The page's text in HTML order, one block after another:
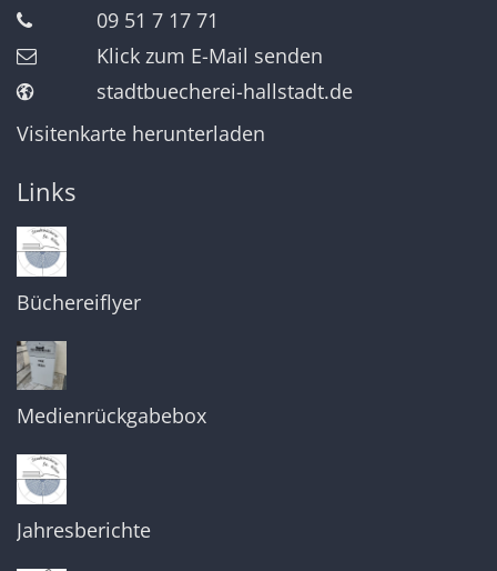
09 51 7 17 71
Klick zum E-Mail senden
stadtbuecherei-hallstadt.de
Visitenkarte herunterladen
Links
Büchereiflyer
Medienrückgabebox
Jahresberichte